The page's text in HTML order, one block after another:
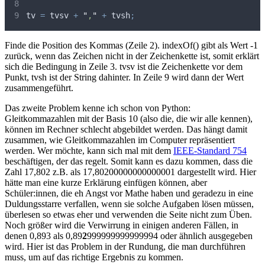
tv = tvsv + " , " + tvsh;
Finde die Position des Kommas (Zeile 2). indexOf() gibt als Wert -1
zurück, wenn das Zeichen nicht in der Zeichenkette ist, somit erklärt
sich die Bedingung in Zeile 3. tvsv ist die Zeichenkette vor dem
Punkt, tvsh ist der String dahinter. In Zeile 9 wird dann der Wert
zusammengeführt.
Das zweite Problem kenne ich schon von Python:
Gleitkommazahlen mit der Basis 10 (also die, die wir alle kennen),
können im Rechner schlecht abgebildet werden. Das hängt damit
zusammen, wie Gleitkommazahlen im Computer repräsentiert
werden. Wer möchte, kann sich mal mit dem IEEE-Standard 754
beschäftigen, der das regelt. Somit kann es dazu kommen, dass die
Zahl 17,802 z.B. als 17,80200000000000001 dargestellt wird. Hier
hätte man eine kurze Erklärung einfügen können, aber
Schüler:innen, die eh Angst vor Mathe haben und geradezu in eine
Duldungsstarre verfallen, wenn sie solche Aufgaben lösen müssen,
überlesen so etwas eher und verwenden die Seite nicht zum Üben.
Noch größer wird die Verwirrung in einigen anderen Fällen, in
denen 0,893 als 0,892999999999999994 oder ähnlich ausgegeben
wird. Hier ist das Problem in der Rundung, die man durchführen
muss, um auf das richtige Ergebnis zu kommen.